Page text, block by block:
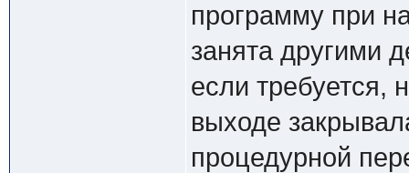
программу при
занята другими
если требуется,
выходе
процедурной